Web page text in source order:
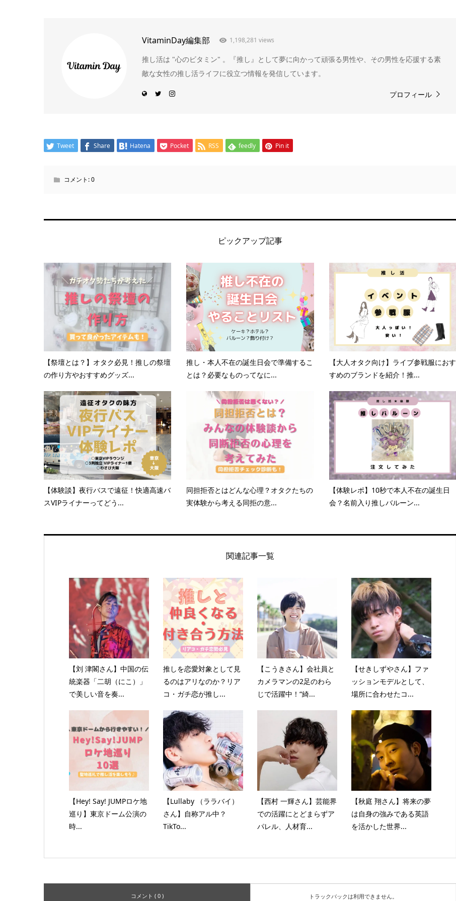
VitaminDay編集部 1,198,281 views
推し活は "心のビタミン" 。『推し』として夢に向かって頑張る男性や、その男性を応援する素
敵な女性の推し活ライフに役立つ情報を発信しています。
プロフィール
Tweet Share Hatena Pocket RSS feedly Pin it
コメント:0
ピックアップ記事
【祭壇とは？】オタク必見！推しの祭壇
の作り方やおすすめグッズ...
推し・本人不在の誕生日会で準備するこ
とは？必要なものってなに...
【大人オタク向け】ライブ参戦服におす
すめのブランドを紹介！推...
【体験談】夜行バスで遠征！快適高速バ
スVIPライナーってどう...
同担拒否とはどんな心理？オタクたちの
実体験から考える同拒の意...
【体験レポ】10秒で本人不在の誕生日
会？名前入り推しバルーン...
関連記事一覧
【刘 津閣さん】中国の伝
統楽器「二胡（にこ）」
で美しい音を奏...
推しを恋愛対象として見
るのはアリなのか？リア
コ・ガチ恋が推し...
【こうきさん】会社員と
カメラマンの2足のわら
じで活躍中！“綺...
【せきしずやさん】ファ
ッションモデルとして、
場所に合わせたコ...
【Hey! Say! JUMPロケ地
巡り】東京ドーム公演の
時...
【Lullaby （ララバイ）
さん】自称アル中？
TikTo...
【西村 一輝さん】芸能界
での活躍にとどまらずア
パレル、人材育...
【秋庭 翔さん】将来の夢
は自身の強みである英語
を活かした世界...
コメント ( 0 ) トラックバックは利用できません。